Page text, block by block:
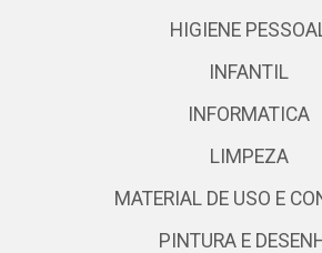
HIGIENE
INFANTIL
INFORMATICA
LIMPEZA
MATERIAL DE USO E
PINTURA E